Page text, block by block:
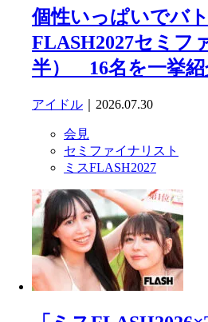
個性いっぱいでバ
FLASH2027セミフ
半） 16名を一挙紹
アイドル ｜2026.07.30
会見
セミファイナリスト
ミスFLASH2027